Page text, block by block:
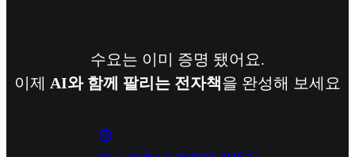
수요는 이미 증명 됐어요.
이제 AI와 함께 팔리는 전자책을 완성해 보세요